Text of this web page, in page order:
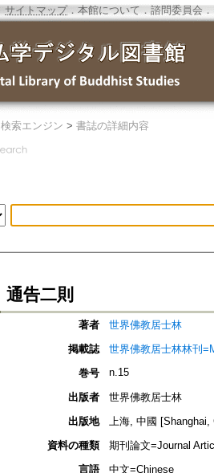
サイトマップ．本館について ． 諮問委員会 ．
検索エンジン > 書誌の詳細内容
通告二則
著者
世界佛教居士林
掲載誌
世界佛教居士林林刊
巻号
n.15
出版者
世界佛教居士林
出版地
上海, 中國 [Shanghai,
資料の種類
期刊論文=Journal
言語
中文=Chinese